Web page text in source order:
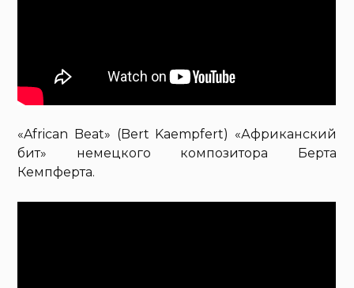
«African Beat» (Bert Kaempfert) «Африканский
бит» немецкого композитора Берта
Кемпферта.